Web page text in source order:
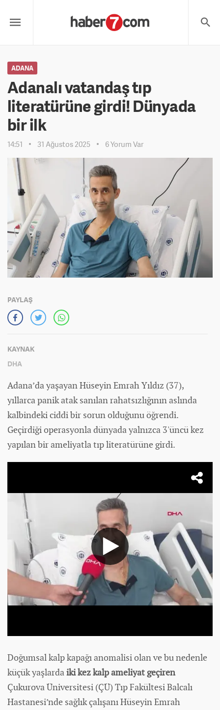
ADANA
Adanalı vatandaş tıp
literatürüne girdi! Dünyada
bir ilk
14:51 31 Ağustos 2025 6 Yorum Var
PAYLAŞ
KAYNAK
DHA
Adana’da yaşayan Hüseyin Emrah Yıldız (37),
yıllarca panik atak sanılan rahatsızlığının aslında
kalbindeki ciddi bir sorun olduğunu öğrendi.
Geçirdiği operasyonla dünyada yalnızca 3'üncü kez
yapılan bir ameliyatla tıp literatürüne girdi.
Doğumsal kalp kapağı anomalisi olan ve bu nedenle
küçük yaşlardaiki kez kalp ameliyat geçiren
Çukurova Üniversitesi (ÇÜ) Tıp Fakültesi Balcalı
Hastanesi’nde sağlık çalışanı Hüseyin Emrah